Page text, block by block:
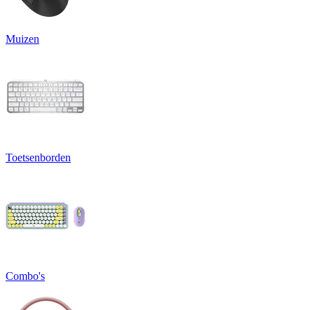
Muizen
Toetsenborden
Combo's